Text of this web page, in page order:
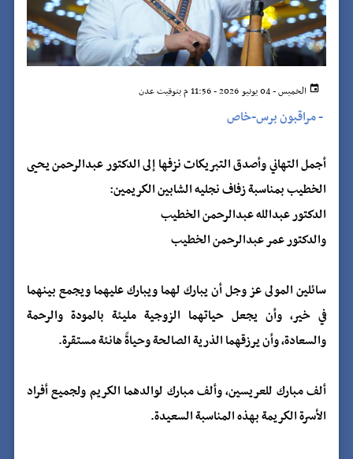
الخميس - 04 يونيو 2026 - 11:56 م بتوقيت عدن
-مراقبون برس-خاص
أجمل التهاني وأصدق التبريكات نزفها إلى الدكتور عبدالرحمن يحيى
الخطيب بمناسبة زفاف نجليه الشابين الكريمين:
الدكتور عبدالله عبدالرحمن الخطيب
والدكتور عمر عبدالرحمن الخطيب
سائلين المولى عز وجل أن يبارك لهما ويبارك عليهما ويجمع بينهما
في خير، وأن يجعل حياتهما الزوجية مليئة بالمودة والرحمة
والسعادة، وأن يرزقهما الذرية الصالحة وحياةً هانئة مستقرة.
ألف مبارك للعريسين، وألف مبارك لوالدهما الكريم ولجميع أفراد
الأسرة الكريمة بهذه المناسبة السعيدة.